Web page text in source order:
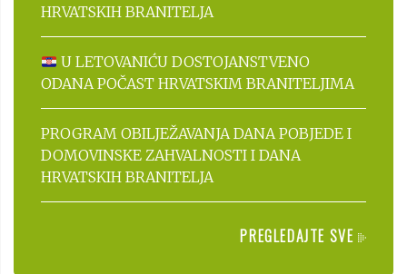
HRVATSKIH BRANITELJA
U LETOVANIĆU DOSTOJANSTVENO
ODANA POČAST HRVATSKIM BRANITELJIMA
PROGRAM OBILJEŽAVANJA DANA POBJEDE I
DOMOVINSKE ZAHVALNOSTI I DANA
HRVATSKIH BRANITELJA
PREGLEDAJTE SVE